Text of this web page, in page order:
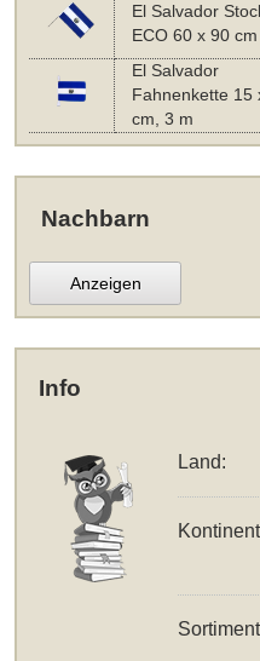
El Salvador
ECO 60 x 90 cm
El Salvador
Fahnenkette 15
cm, 3 m
Nachbarn
Anzeigen
Info
Land: